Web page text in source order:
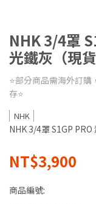
NHK 3/4罩
光鐵灰（現貨
⭐️部分商品需海外訂
存⭐️
NHK
NHK 3/4罩 S1GP PRO
NT$3,900
商品編號: